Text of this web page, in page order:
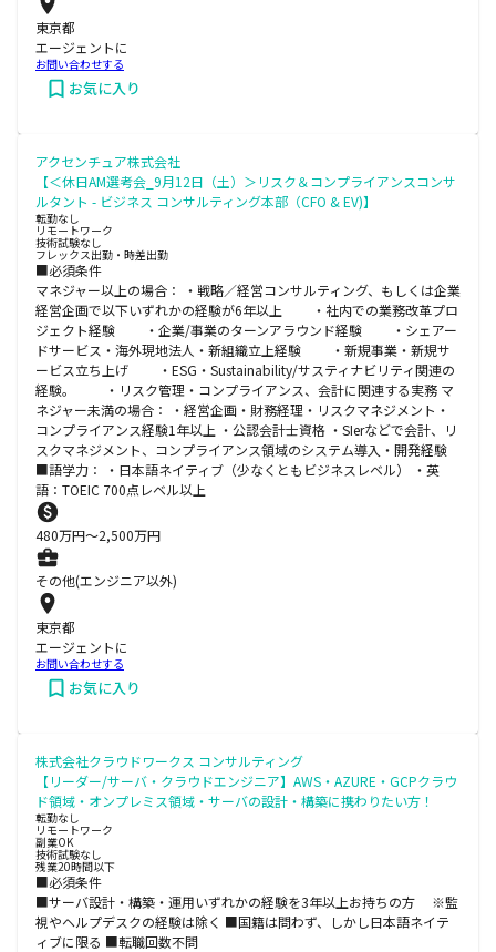
東京都
エージェントに
お問い合わせする
お気に入り
アクセンチュア株式会社
【＜休日AM選考会_9月12日（土）＞リスク＆コンプライアンスコンサ
ルタント - ビジネス コンサルティング本部（CFO & EV)】
転勤なし
リモートワーク
技術試験なし
フレックス出勤・時差出勤
■必須条件
マネジャー以上の場合： ・戦略／経営コンサルティング、もしくは企業
経営企画で以下いずれかの経験が6年以上 ・社内での業務改革プロ
ジェクト経験 ・企業/事業のターンアラウンド経験 ・シェアー
ドサービス・海外現地法人・新組織立上経験 ・新規事業・新規サ
ービス立ち上げ ・ESG・Sustainability/サスティナビリティ関連の
経験。 ・リスク管理・コンプライアンス、会計に関連する実務 マ
ネジャー未満の場合： ・経営企画・財務経理・リスクマネジメント・
コンプライアンス経験1年以上 ・公認会計士資格 ・SIerなどで会計、リ
スクマネジメント、コンプライアンス領域のシステム導入・開発経験
■語学力： ・日本語ネイティブ（少なくともビジネスレベル） ・英
語：TOEIC 700点レベル以上
480万円〜2,500万円
その他(エンジニア以外)
東京都
エージェントに
お問い合わせする
お気に入り
株式会社クラウドワークス コンサルティング
【リーダー/サーバ・クラウドエンジニア】AWS・AZURE・GCPクラウ
ド領域・オンプレミス領域・サーバの設計・構築に携わりたい方！
転勤なし
リモートワーク
副業OK
技術試験なし
残業20時間以下
■必須条件
■サーバ設計・構築・運用いずれかの経験を3年以上お持ちの方 ※監
視やヘルプデスクの経験は除く ■国籍は問わず、しかし日本語ネイテ
ィブに限る ■転職回数不問